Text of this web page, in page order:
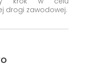
drogi zawodowej.